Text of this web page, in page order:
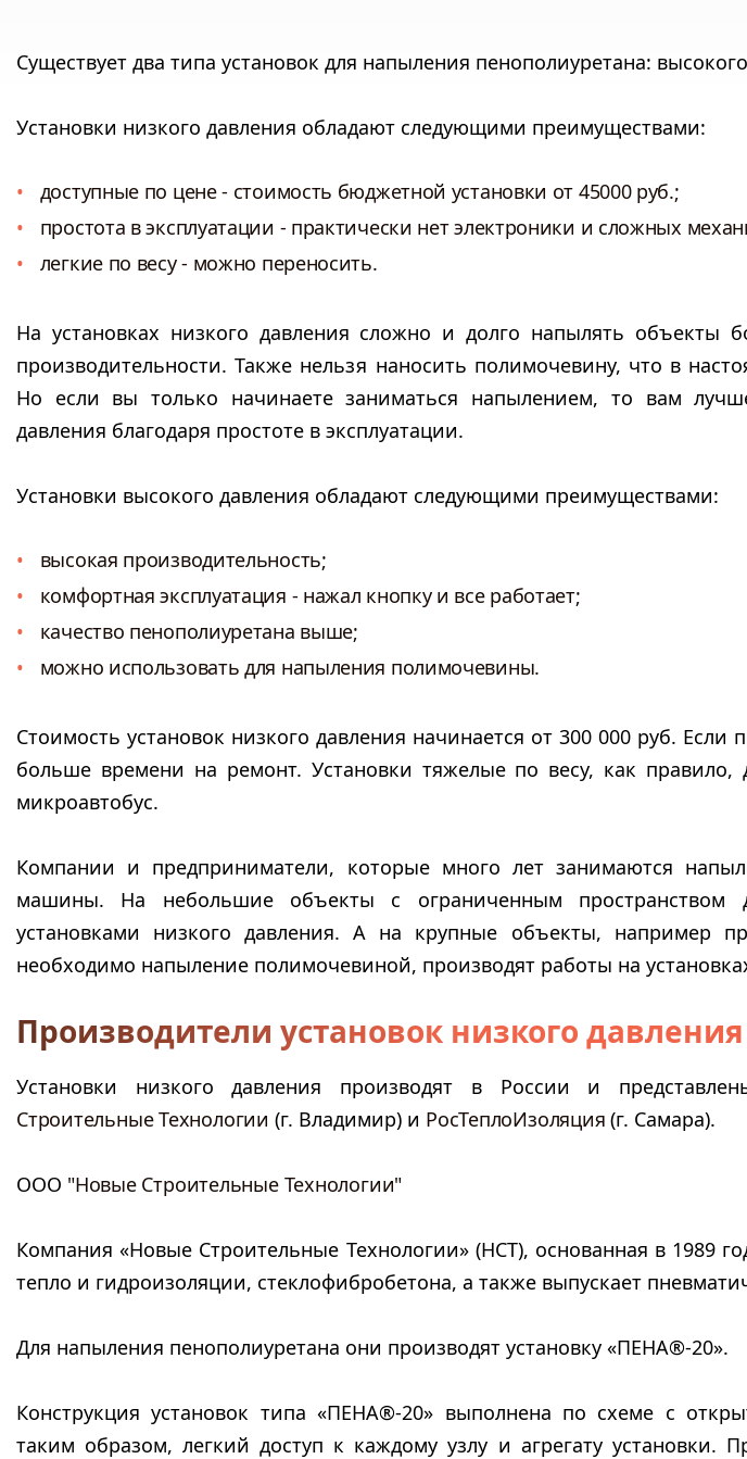
Существует два типа установок для напыления пенополиуретана:
Установки низкого давления обладают следующими преимуществами:
доступные по цене - стоимость бюджетной установки от 45000 руб.;
простота в эксплуатации - практически нет электроники и сложных
легкие по весу - можно переносить.
На установках низкого давления сложно и долго напылять объекты
производительности. Также нельзя наносить полимочевину, что в
Но если вы только начинаете заниматься напылением, то вам
давления благодаря простоте в эксплуатации.
Установки высокого давления обладают следующими преимуществами:
высокая производительность;
комфортная эксплуатация - нажал кнопку и все работает;
качество пенополиуретана выше;
можно использовать для напыления полимочевины.
Стоимость установок низкого давления начинается от 300 000 руб. Если
больше времени на ремонт. Установки тяжелые по весу, как правило,
микроавтобус.
Компании и предприниматели, которые много лет занимаются
машины. На небольшие объекты с ограниченным
установками низкого давления. А на крупные объекты, например
необходимо напыление полимочевиной, производят работы на
Производители установок низкого давления
Установки низкого давления производят в России и
Строительные Технологии (г. Владимир) и РосТеплоИзоляция (г. Самара).
ООО "Новые Строительные Технологии"
Компания «Новые Строительные Технологии» (НСТ), основанная в 1989
тепло и гидроизоляции, стеклофибробетона, а также выпускает
Для напыления пенополиуретана они производят установку «ПЕНА®-20».
Конструкция установок типа «ПЕНА®-20» выполнена по схеме с
таким образом, легкий доступ к каждому узлу и агрегату установки.